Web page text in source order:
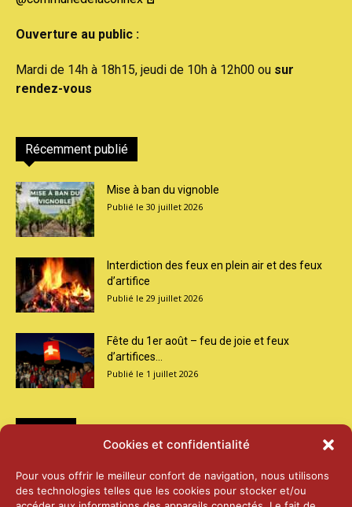
Cookies et confidentialité
Pour vous offrir le meilleur confort de navigation, nous utilisons
des technologies telles que les cookies pour stocker et/ou
Ouverture au public :
Mardi de 14h à 18h15, jeudi de 10h à 12h00 ou sur
rendez-vous
Récemment publié
Mise à ban du vignoble
30 juillet 2026
Interdiction des feux en plein air et des feux
d’artifice
29 juillet 2026
Fête du 1er août – feu de joie et feux
d’artifices...
1 juillet 2026
2026 – Laiterie d’Orsières et Abbaye de St-
Maurice
25 juin 2026